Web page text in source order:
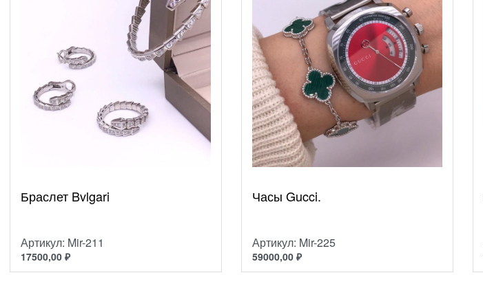
Браслет Bvlgari
Артикул: Mir-211
17500,00 ₽
Часы Gucci.
Артикул: Mir-225
59000,00 ₽